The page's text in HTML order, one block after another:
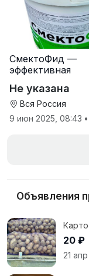
СмектоФид —
эффективная
антидиарейная
кормовая
телят
Не указана
Вся Россия
9 июн 2025, 08:43 •
Объявления
20 ₽
21